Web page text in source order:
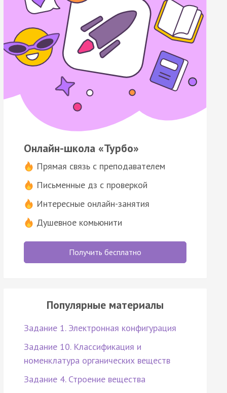
Онлайн-школа «Турбо»
Прямая связь с преподавателем
Письменные дз с проверкой
Интересные онлайн-занятия
Душевное комьюнити
Получить бесплатно
Популярные материалы
Задание 1. Электронная конфигурация
Задание 10. Классификация и
номенклатура органических веществ
Задание 4. Строение вещества